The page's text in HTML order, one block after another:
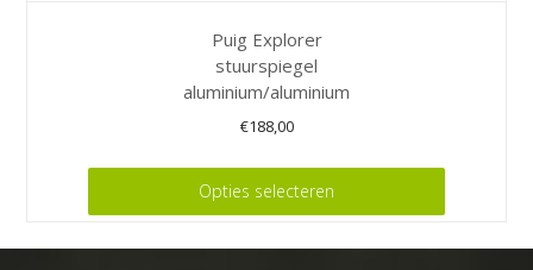
Puig Explorer
stuurspiegel
aluminium/aluminium
€188,00
Opties selecteren
heeft